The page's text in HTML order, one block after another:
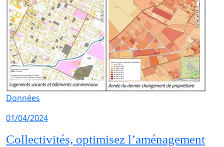
Données
01/04/2024
Collectivités, optimisez l’aménagement